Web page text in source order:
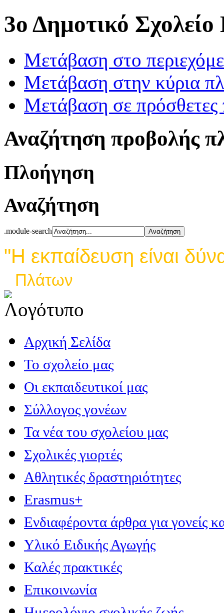
3ο Δημοτικό
Μετάβαση στο
Μετάβαση στην κύρια
Μετάβαση σε πρόσθετες
Αναζήτηση προβολής
Πλοήγηση
Αναζήτηση
.module-search
"Η εκπαίδευση είναι
Πλάτων
Αρχική Σελίδα
Το σχολείο μας
Οι εκπαιδευτικοί μας
Σύλλογος γονέων
Τα νέα του σχολείου μας
Σχολικές γιορτές
Αθλητικές δραστηριότητες
Erasmus+
Ενδιαφέροντα άρθρα για γονείς
Υλικό Ειδικής Αγωγής
Καλές πρακτικές
Επικοινωνία